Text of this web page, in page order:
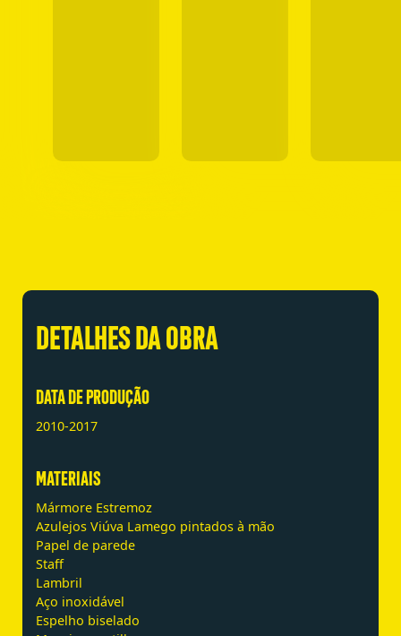
DETALHES DA OBRA
DATA DE PRODUÇÃO
2010-2017
MATERIAIS
Mármore Estremoz
Azulejos Viúva Lamego pintados à mão
Papel de parede
Staff
Lambril
Aço inoxidável
Espelho biselado